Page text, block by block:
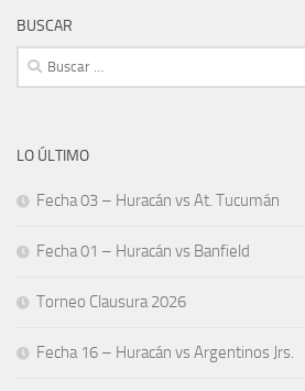
BUSCAR
Buscar:
LO ÚLTIMO
Fecha 03 – Huracán vs At. Tucumán
Fecha 01 – Huracán vs Banfield
Torneo Clausura 2026
Fecha 16 – Huracán vs Argentinos Jrs.